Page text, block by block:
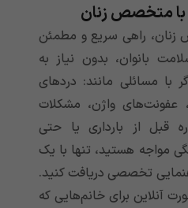
با متخصص زنان
زنان، راهی سریع و مطمئن
بانوان، بدون نیاز به
مسائلی مانند: دردهای
عفونت‌های واژن، مشکلات
قبل از بارداری یا حتی
مواجه هستید، تنها با یک
تخصصی دریافت کنید.
آنلاین برای خانم‌هایی که